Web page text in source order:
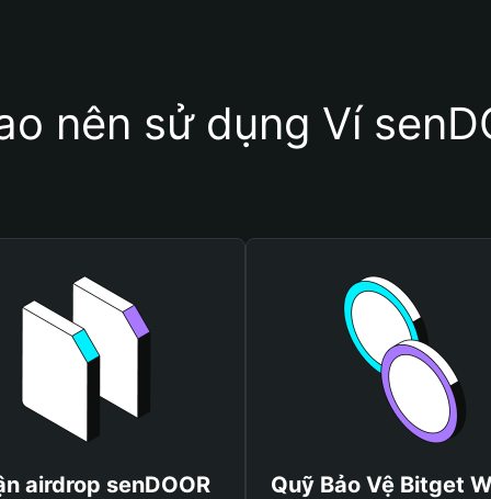
nên sử dụng Ví
airdrop senDOOR
Quỹ Bảo Vệ Bitget